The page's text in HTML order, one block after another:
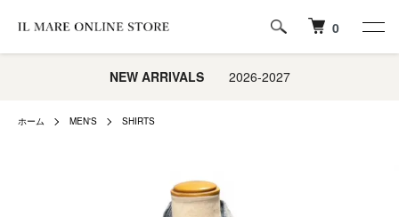
0
NEW ARRIVALS2026-2027
ホーム MEN'S SHIRTS